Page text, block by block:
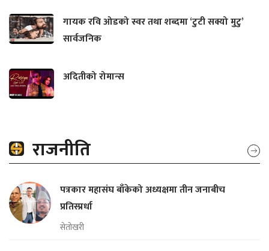
गायक रवि ओडको स्वर तथा शब्दमा ‘टुटी सक्यो मुटु’
सार्वजनिक
अदितीको रोमान्स
राजनीति
पत्रकार महासंघ बाँकेको अध्यक्षमा तीन जनाबीच
प्रतिस्प्रर्धा
सेतोखरी